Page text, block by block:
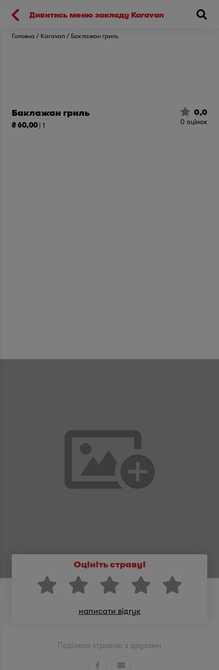
Киев
Головна Karavan Баклажан гриль
Дивитись меню закладу Karavan
Баклажан гриль
₴ 60,00 | 1
0,0
0 оцінок
Оцініть страву!
написати відгук
Поділися стравою з друзями
 